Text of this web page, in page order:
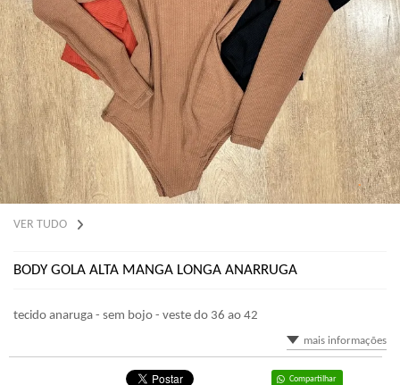
VER TUDO
BODY GOLA ALTA MANGA LONGA ANARRUGA
tecido anaruga - sem bojo - veste do 36 ao 42
mais informações
Compartilhar